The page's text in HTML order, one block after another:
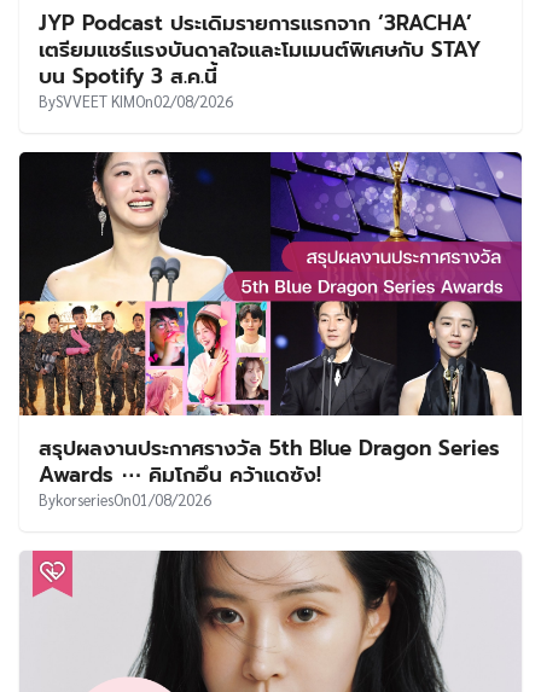
JYP Podcast ประเดิมรายการแรกจาก ‘3RACHA’
เตรียมแชร์แรงบันดาลใจและโมเมนต์พิเศษกับ STAY
บน Spotify 3 ส.ค.นี้
BySVVEET KIMOn02/08/2026
สรุปผลงานประกาศรางวัล 5th Blue Dragon Series
Awards ⋯ คิมโกอึน คว้าแดซัง!
BykorseriesOn01/08/2026